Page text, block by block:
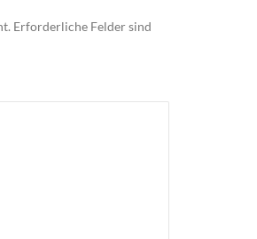
Erforderliche Felder sind